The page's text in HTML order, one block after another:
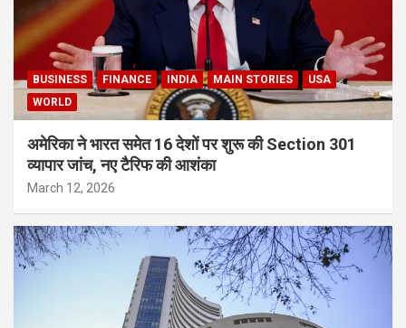
BUSINESS FINANCE INDIA MAIN STORIES
USA
WORLD
अमेरिका ने भारत समेत 16 देशों पर शुरू की Section 301
व्यापार जांच, नए टैरिफ की आशंका
March 12, 2026